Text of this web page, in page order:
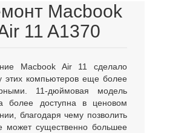
Macbook
11 A1370
Macbook Air 11 сделало
этих компьютеров еще более
11-дюймовая модель
более доступна в ценовом
благодаря чему позволить
может существенно большее